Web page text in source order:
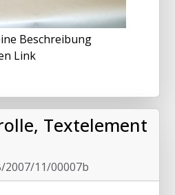
Beschreibung
Link
Textelement
2007/11/00007b